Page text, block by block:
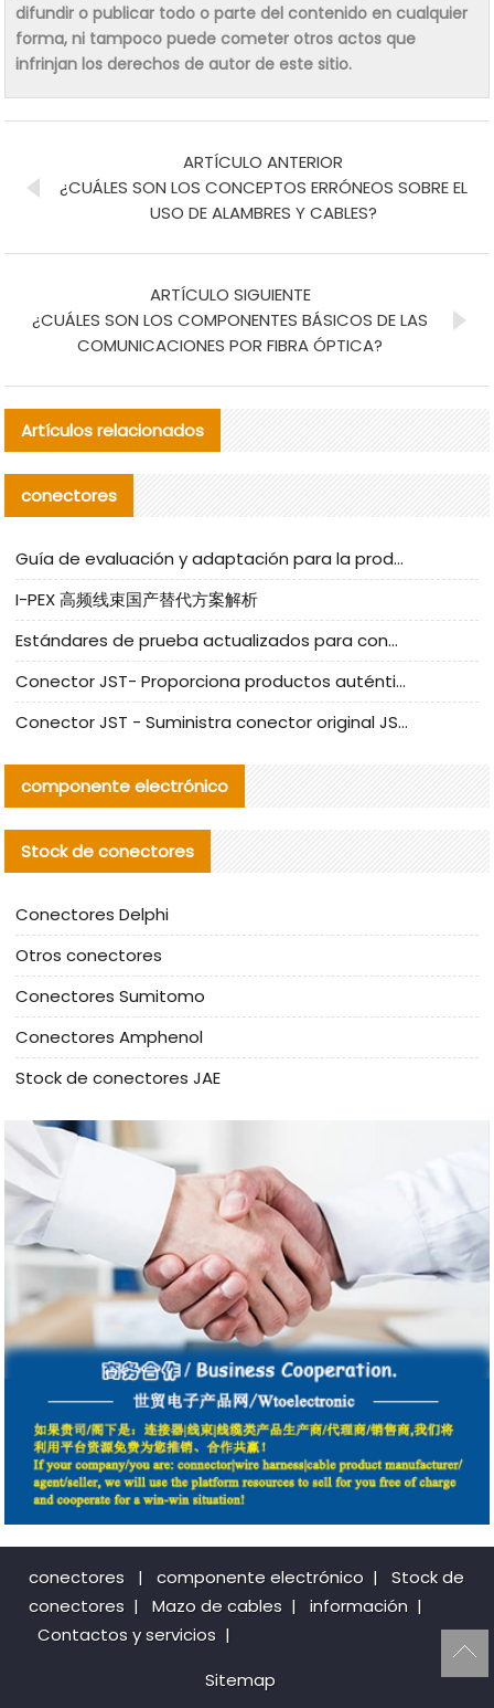
difundir o publicar todo o parte del contenido en cualquier
forma, ni tampoco puede cometer otros actos que
infrinjan los derechos de autor de este sitio.
ARTÍCULO ANTERIOR
¿CUÁLES SON LOS CONCEPTOS ERRÓNEOS SOBRE EL
USO DE ALAMBRES Y CABLES?
ARTÍCULO SIGUIENTE
¿CUÁLES SON LOS COMPONENTES BÁSICOS DE LAS
COMUNICACIONES POR FIBRA ÓPTICA?
Artículos relacionados
conectores
Guía de evaluación y adaptación para la producción en serie de componentes de cables nacionales para CNC Tech
I-PEX 高频线束国产替代方案解析
Estándares de prueba actualizados para conectores nacionales bajo la referencia de CLIFF
Conector JST- Proporciona productos auténticos y alternativos del conector JST NSHR-02V-S
Conector JST - Suministra conector original JST GHR-09V-S | productos alternativos
componente electrónico
Stock de conectores
Conectores Delphi
Otros conectores
Conectores Sumitomo
Conectores Amphenol
Stock de conectores JAE
conectores | componente electrónico |
Stock de
conectores | Mazo de cables | información |
Contactos y servicios |
Sitemap